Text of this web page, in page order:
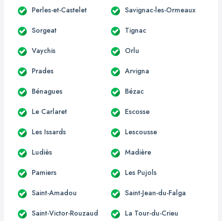
Perles-et-Castelet Savignac-les-Ormeaux
Sorgeat Tignac
Vaychis Orlu
Prades Arvigna
Bénagues Bézac
Le Carlaret Escosse
Les Issards Lescousse
Ludiès Madière
Pamiers Les Pujols
Saint-Amadou Saint-Jean-du-Falga
Saint-Victor-Rouzaud La Tour-du-Crieu